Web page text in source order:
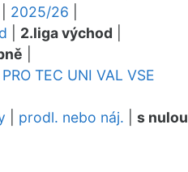
2025/26
2.liga východ
PRO TEC UNI VAL VSE
prodl. nebo náj. s nulou